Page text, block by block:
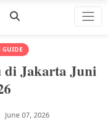
GUIDE
di Jakarta Juni
June 07, 2026